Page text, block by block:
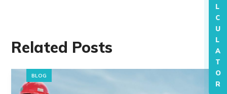
Related Posts
BLOG
L
C
U
L
A
T
O
R